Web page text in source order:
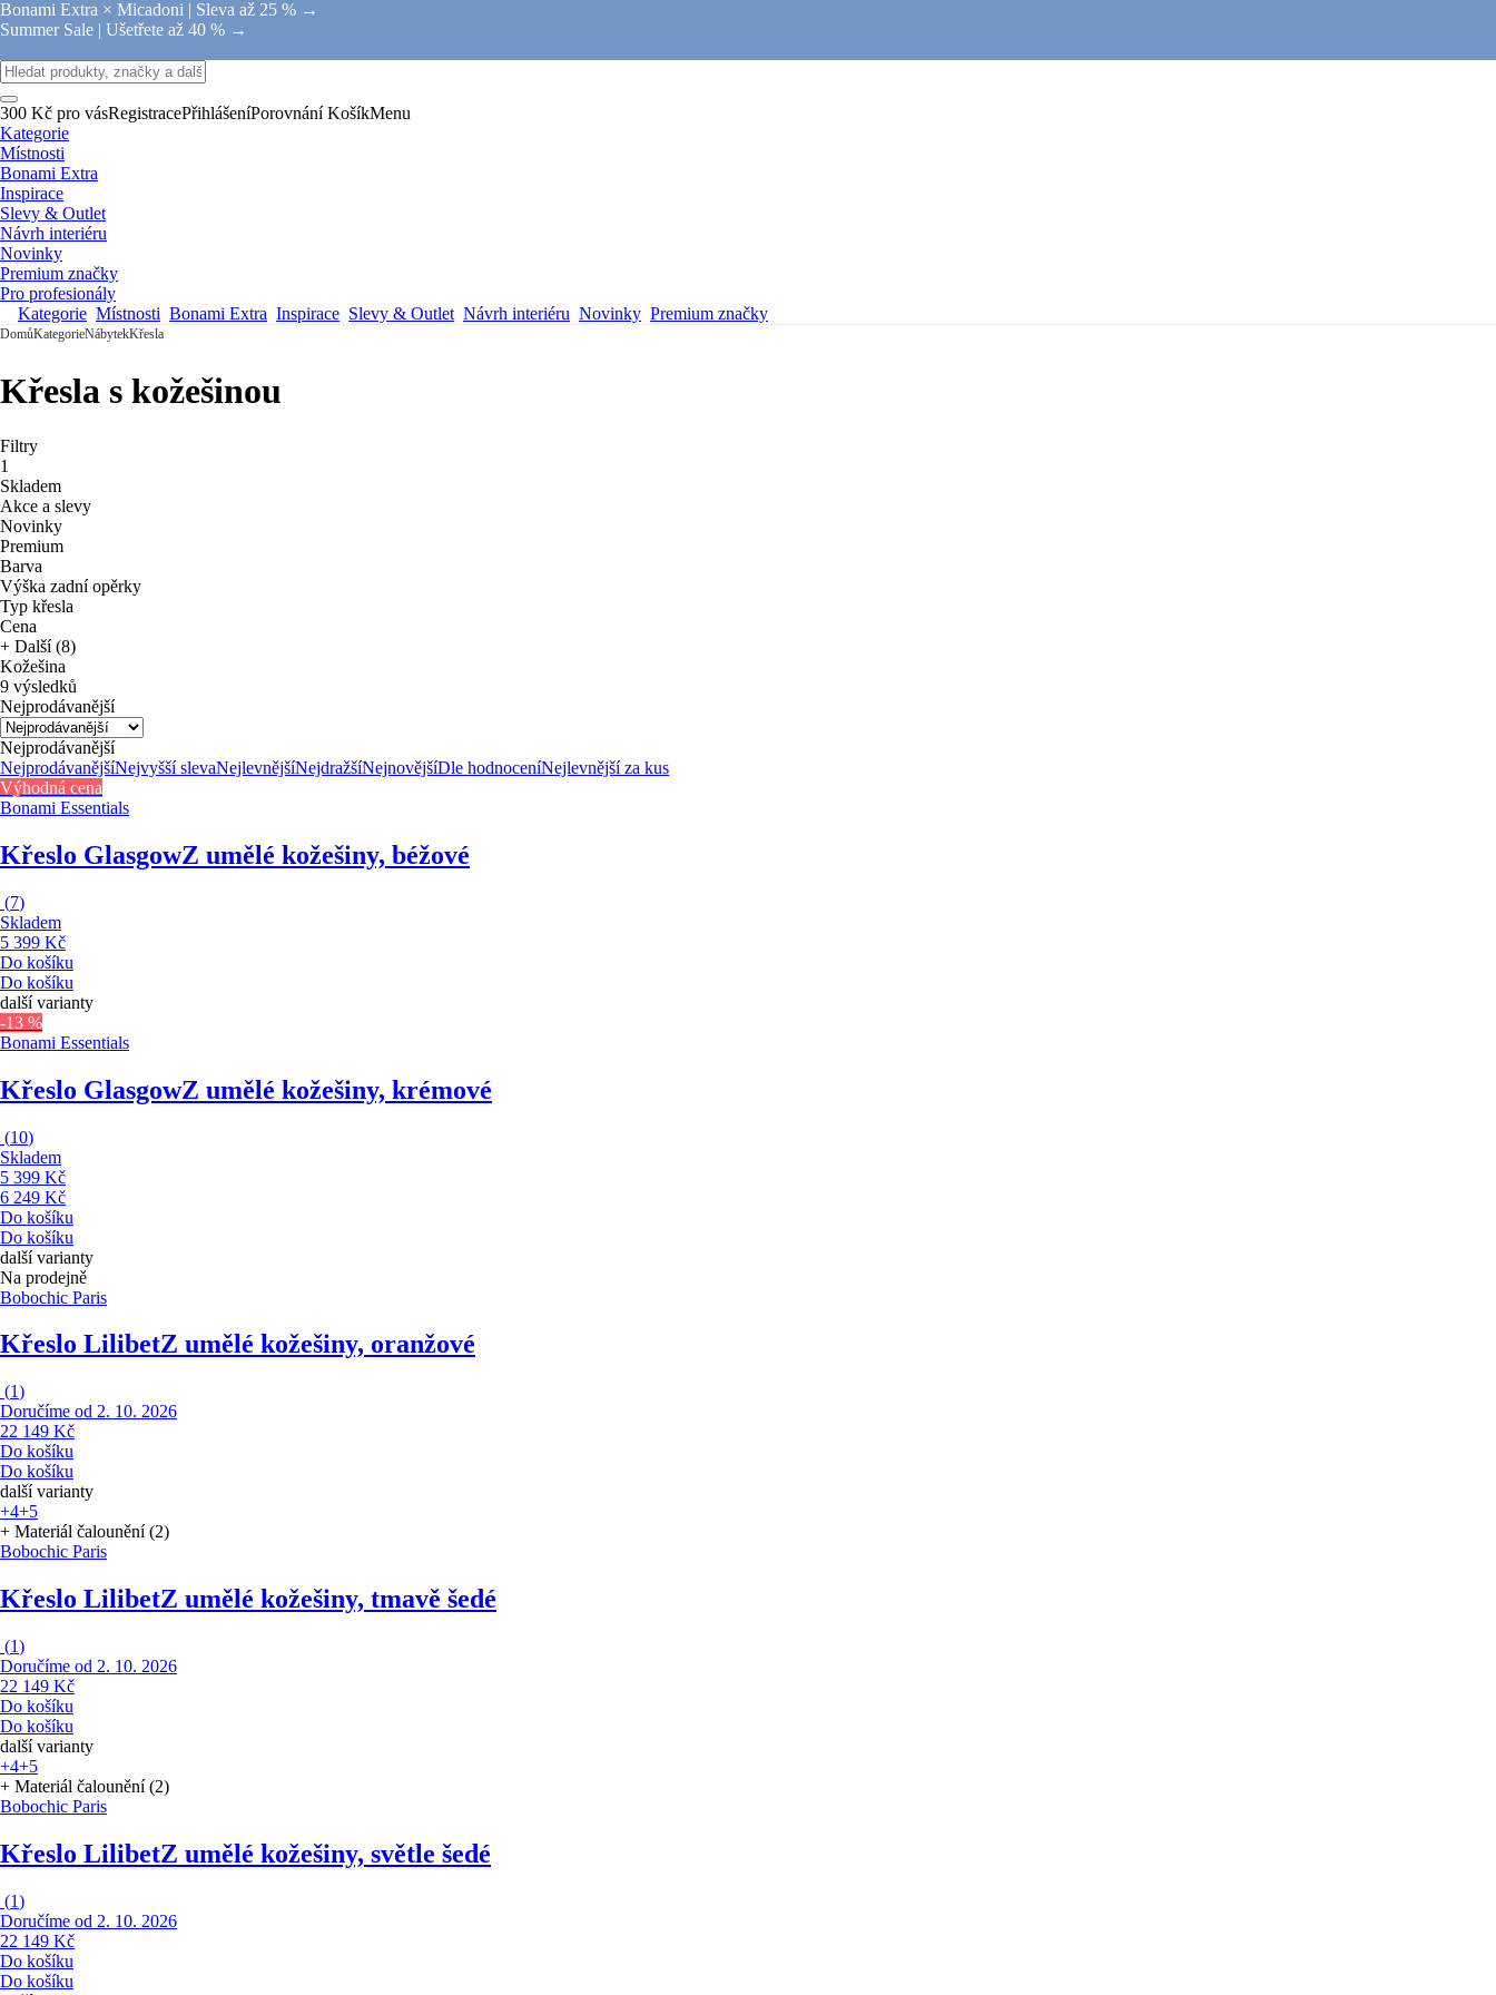
Bonami Extra × Micadoni | Sleva až 25 % →
Summer Sale | Ušetřete až 40 % →
300 Kč pro vásRegistracePřihlášeníPorovnání KošíkMenu
Kategorie
Místnosti
Bonami Extra
Inspirace
Slevy & Outlet
Návrh interiéru
Novinky
Premium značky
Pro profesionály
Kategorie Místnosti Bonami Extra Inspirace Slevy & Outlet Návrh interiéru Novinky Premium značky
DomůKategorieNábytekKřesla
Křesla s kožešinou
Filtry
1
Skladem
Akce a slevy
Novinky
Premium
Barva
Výška zadní opěrky
Typ křesla
Cena
+ Další (8)
Kožešina
9 výsledků
Nejprodávanější
Nejprodávanější
NejprodávanějšíNejvyšší slevaNejlevnějšíNejdražšíNejnovějšíDle hodnoceníNejlevnější za kus
Výhodná cena
Bonami Essentials
Křeslo GlasgowZ umělé kožešiny, béžové
(7)
Skladem
5 399 Kč
Do košíku
Do košíku
další varianty
-13 %
Bonami Essentials
Křeslo GlasgowZ umělé kožešiny, krémové
(10)
Skladem
5 399 Kč
6 249 Kč
Do košíku
Do košíku
další varianty
Na prodejně
Bobochic Paris
Křeslo LilibetZ umělé kožešiny, oranžové
(1)
Doručíme od 2. 10. 2026
22 149 Kč
Do košíku
Do košíku
další varianty
+4+5
+ Materiál čalounění (2)
Bobochic Paris
Křeslo LilibetZ umělé kožešiny, tmavě šedé
(1)
Doručíme od 2. 10. 2026
22 149 Kč
Do košíku
Do košíku
další varianty
+4+5
+ Materiál čalounění (2)
Bobochic Paris
Křeslo LilibetZ umělé kožešiny, světle šedé
(1)
Doručíme od 2. 10. 2026
22 149 Kč
Do košíku
Do košíku